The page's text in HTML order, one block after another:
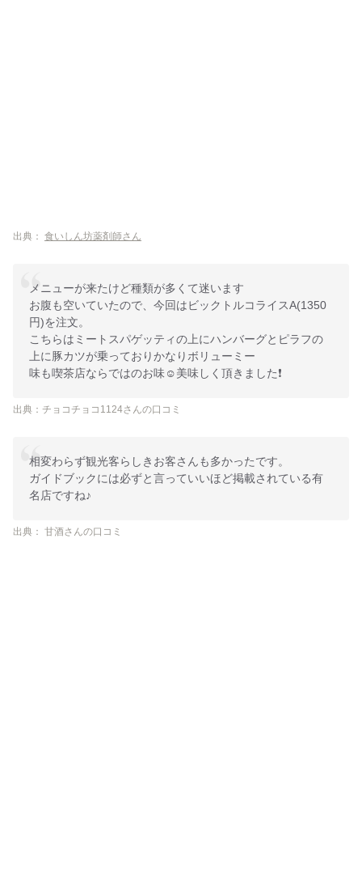
出典： 食いしん坊薬剤師さん
メニューが来たけど種類が多くて迷います
お腹も空いていたので、今回はビックトルコライスA(1350
円)を注文。
こちらはミートスパゲッティの上にハンバーグとピラフの
上に豚カツが乗っておりかなりボリューミー
味も喫茶店ならではのお味☺美味しく頂きました❗
出典：チョコチョコ1124さんの口コミ
相変わらず観光客らしきお客さんも多かったです。
ガイドブックには必ずと言っていいほど掲載されている有
名店ですね♪
出典： 甘酒さんの口コミ